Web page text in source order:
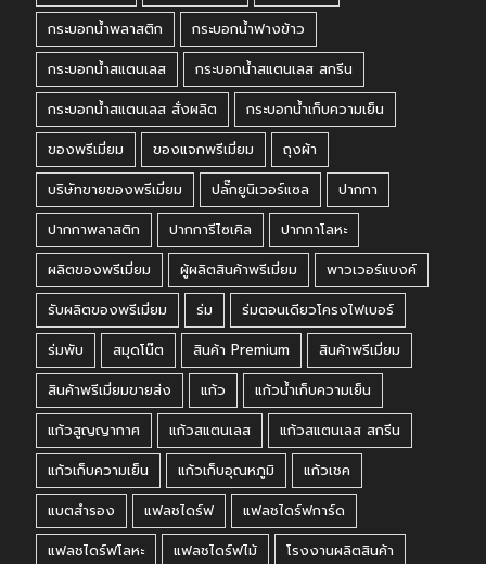
กระบอกน้ำพลาสติก
กระบอกน้ำฟางข้าว
กระบอกน้ำสแตนเลส
กระบอกน้ำสแตนเลส สกรีน
กระบอกน้ำสแตนเลส สั่งผลิต
กระบอกน้ำเก็บความเย็น
ของพรีเมี่ยม
ของแจกพรีเมี่ยม
ถุงผ้า
บริษัทขายของพรีเมี่ยม
ปลั๊กยูนิเวอร์แซล
ปากกา
ปากกาพลาสติก
ปากการีไซเคิล
ปากกาโลหะ
ผลิตของพรีเมี่ยม
ผู้ผลิตสินค้าพรีเมี่ยม
พาวเวอร์แบงค์
รับผลิตของพรีเมี่ยม
ร่ม
ร่มตอนเดียวโครงไฟเบอร์
ร่มพับ
สมุดโน๊ต สินค้า Premium
สินค้าพรีเมี่ยม
สินค้าพรีเมี่ยมขายส่ง
แก้ว
แก้วน้ำเก็บความเย็น
แก้วสูญญากาศ
แก้วสแตนเลส
แก้วสแตนเลส สกรีน
แก้วเก็บความเย็น
แก้วเก็บอุณหภูมิ
แก้วเชค
แบตสำรอง
แฟลชไดร์ฟ
แฟลชไดร์ฟการ์ด
แฟลชไดร์ฟโลหะ
แฟลชไดร์ฟไม้
โรงงานผลิตสินค้า